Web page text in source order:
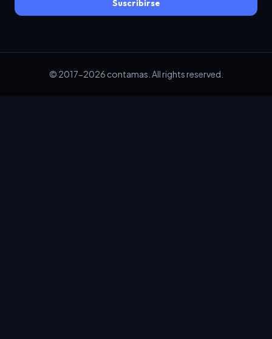
Suscribirse
© 2017-2026 contamas. All rights reserved.